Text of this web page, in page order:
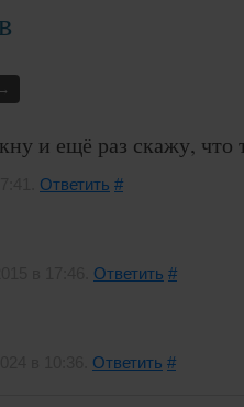
и ещё раз скажу,
Ответить #
Ответить #
Ответить #